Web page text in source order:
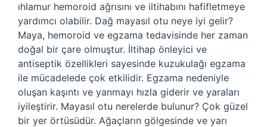
ıhlamur hemoroid ağrısını ve iltihabını hafifletmeye
yardımcı olabilir. Dağ mayasıl otu neye iyi gelir?
Maya, hemoroid ve egzama tedavisinde her zaman
doğal bir çare olmuştur. İltihap önleyici ve
antiseptik özellikleri sayesinde kuzukulağı egzama
ile mücadelede çok etkilidir. Egzama nedeniyle
oluşan kaşıntı ve yanmayı hızla giderir ve yaraları
iyileştirir. Mayasıl otu nerelerde bulunur? Çok güzel
bir yer örtüsüdür. Ağaçların gölgesinde ve yarı